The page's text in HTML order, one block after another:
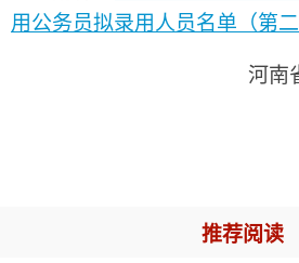
用公务员拟录用人员名单（第
河南
推荐阅读